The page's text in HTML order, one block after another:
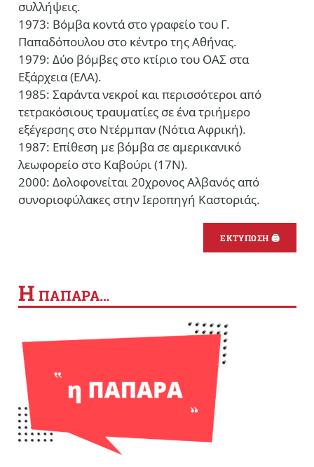
συλλήψεις.
1973: Βόμβα κοντά στο γραφείο του Γ.
Παπαδόπουλου στο κέντρο της Αθήνας.
1979: Δύο βόμβες στο κτίριο του ΟΑΣ στα
Εξάρχεια (ΕΛΑ).
1985: Σαράντα νεκροί και περισσότεροι από
τετρακόσιους τραυματίες σε ένα τριήμερο
εξέγερσης στο Ντέρμπαν (Νότια Αφρική).
1987: Επίθεση με βόμβα σε αμερικανικό
λεωφορείο στο Καβούρι (17Ν).
2000: Δολοφονείται 20χρονος Αλβανός από
συνοριοφύλακες στην Ιεροπηγή Καστοριάς.
ΕΚΤΥΠΩΣΗ 🖨
Η ΠΑΠΑΡΑ…